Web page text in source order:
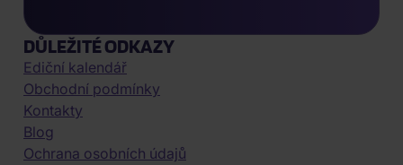
DŮLEŽITÉ ODKAZY
Ediční kalendář
Obchodní podmínky
Kontakty
Blog
Ochrana osobních údajů